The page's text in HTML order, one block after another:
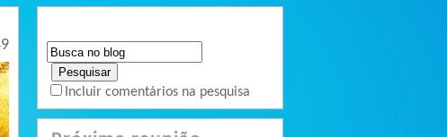
Incluir comentários na pesquisa